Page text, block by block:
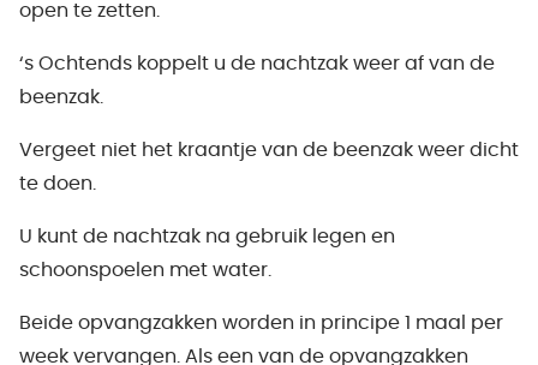
open te zetten.
‘s Ochtends koppelt u de nachtzak weer af van de
beenzak.
Vergeet niet het kraantje van de beenzak weer dicht
te doen.
U kunt de nachtzak na gebruik legen en
schoonspoelen met water.
Beide opvangzakken worden in principe 1 maal per
week vervangen. Als een van de opvangzakken